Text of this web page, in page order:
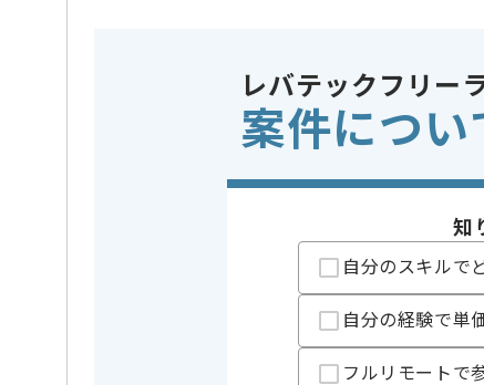
特徴
レバテックでの実績がある企業の案件でございます。
新しいアイディアや技術を積極的に導入し、
経験豊富なデザイナーと成長が出来る環境でござい
基本的には一部リモート作業を見込んでおります。
レバテックフリー
案件につい
知
自分のスキルで
自分の経験で単
フルリモートで